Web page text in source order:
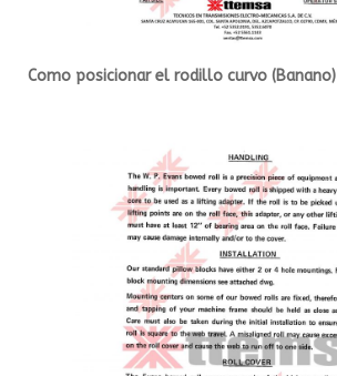
Como posicionar el rodillo curvo (Banano)